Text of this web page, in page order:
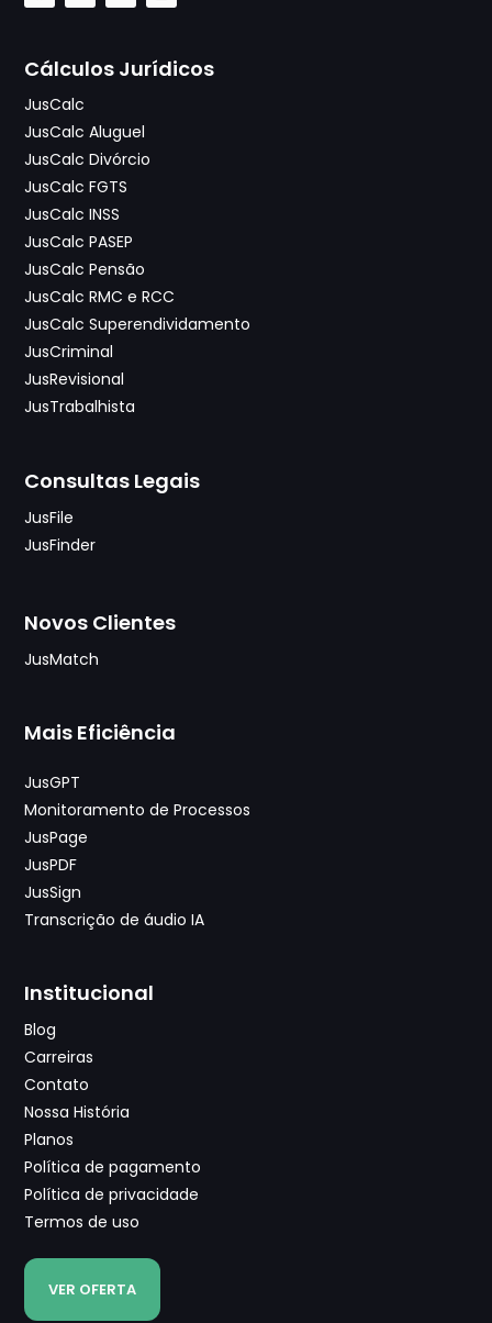
Cálculos Jurídicos
JusCalc
JusCalc Aluguel
JusCalc Divórcio
JusCalc FGTS
JusCalc INSS
JusCalc PASEP
JusCalc Pensão
JusCalc RMC e RCC
JusCalc Superendividamento
JusCriminal
JusRevisional
JusTrabalhista
Consultas Legais
JusFile
JusFinder
Novos Clientes
JusMatch
Mais Eficiência
JusGPT
Monitoramento de Processos
JusPage
JusPDF
JusSign
Transcrição de áudio IA
Institucional
Blog
Carreiras
Contato
Nossa História
Planos
Política de pagamento
Política de privacidade
Termos de uso
VER OFERTA